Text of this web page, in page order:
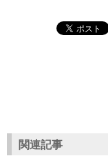
関連記事